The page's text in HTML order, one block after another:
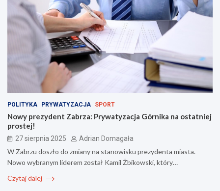
POLITYKA PRYWATYZACJA SPORT
Nowy prezydent Zabrza: Prywatyzacja Górnika na ostatniej
prostej!
27 sierpnia 2025 Adrian Domagała
W Zabrzu doszło do zmiany na stanowisku prezydenta miasta.
Nowo wybranym liderem został Kamil Żbikowski, który…
Czytaj dalej